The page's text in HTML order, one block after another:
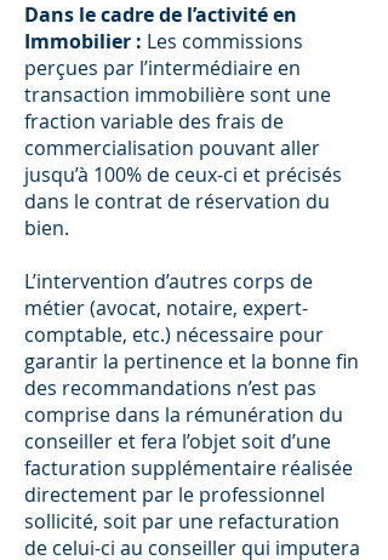
Dans le cadre de l’activité en
Immobilier : Les commissions
perçues par l’intermédiaire en
transaction immobilière sont une
fraction variable des frais de
commercialisation pouvant aller
jusqu’à 100% de ceux-ci et précisés
dans le contrat de réservation du
bien.
L’intervention d’autres corps de
métier (avocat, notaire, expert-
comptable, etc.) nécessaire pour
garantir la pertinence et la bonne ﬁn
des recommandations n’est pas
comprise dans la rémunération du
conseiller et fera l’objet soit d’une
facturation supplémentaire réalisée
directement par le professionnel
sollicité, soit par une refacturation
de celui-ci au conseiller qui imputera